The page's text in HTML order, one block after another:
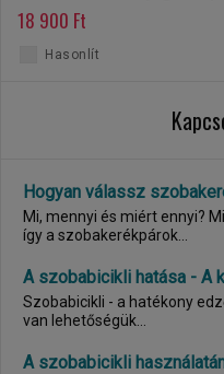
18 900 Ft
Hasonlít
Hogyan válassz
Mi, mennyi és miért ennyi? Mint minden más fitneszberendezés,
így a szobakerékpárok...
A szobabicikli hatása - A
Szobabicikli - a hatékony edzőtárs Számos
van lehetőségük...
A szobabicikli